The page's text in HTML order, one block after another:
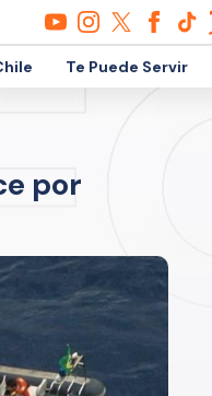
Te Puede Servir
por